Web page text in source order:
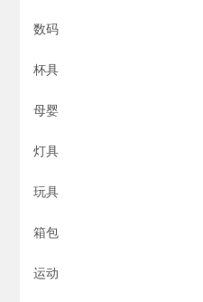
数码
杯具
母婴
灯具
玩具
箱包
运动